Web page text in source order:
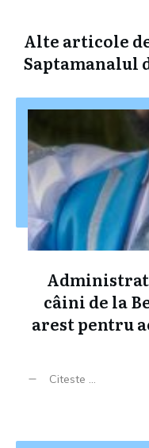
Alte articole
Saptamanalul
câini de la
arest pentru
Citeste ...